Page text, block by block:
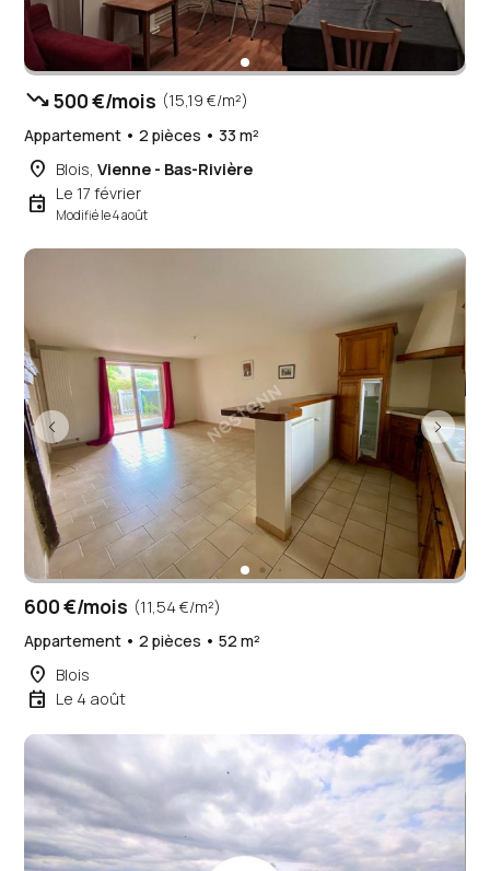
trending_down500 €/mois (15,19 €/m²)
Appartement • 2 pièces • 33 m²
place Blois,Vienne - Bas-Rivière
event Le 17 février
Modifié le 4 août
600 €/mois (11,54 €/m²)
Appartement • 2 pièces • 52 m²
place Blois
event Le 4 août